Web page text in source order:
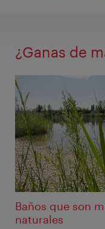
¿Ganas de
Baños que son
naturales